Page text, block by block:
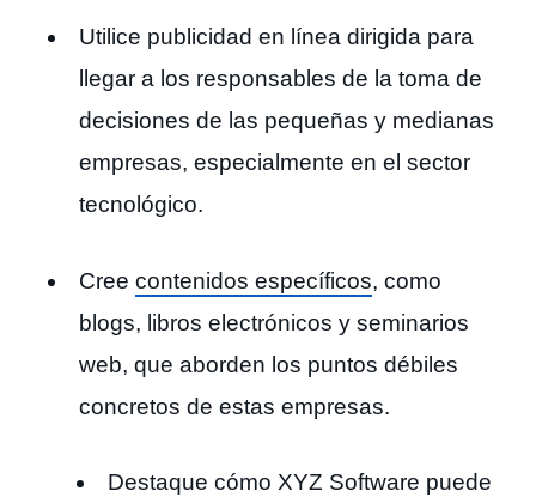
Utilice publicidad en línea dirigida para
llegar a los responsables de la toma de
decisiones de las pequeñas y medianas
empresas, especialmente en el sector
tecnológico.
Cree contenidos específicos, como
blogs, libros electrónicos y seminarios
web, que aborden los puntos débiles
concretos de estas empresas.
Destaque cómo XYZ Software puede